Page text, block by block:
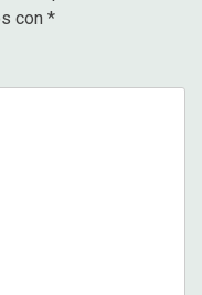
con *